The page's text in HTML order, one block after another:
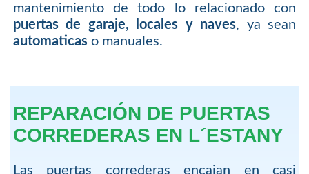
mantenimiento de todo lo relacionado con
puertas de garaje, locales y naves, ya sean
automaticaso manuales.
REPARACIÓN DE PUERTAS
CORREDERAS EN L´ESTANY
Las puertas correderas encajan en casi